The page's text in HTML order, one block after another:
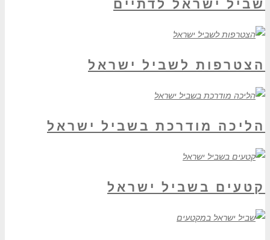
שביל ישראל לדתיים
הצטרפות לשביל ישראל
הליכה מודרכת בשביל ישראל
קטעים בשביל ישראל